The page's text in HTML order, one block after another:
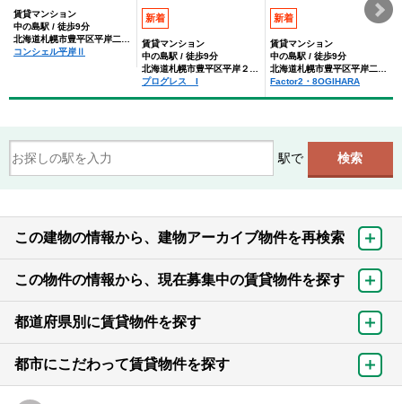
賃貸マンション
中の島駅 / 徒歩9分
北海道札幌市豊平区平岸二条８丁目
コンシェル平岸Ⅱ
新着
賃貸マンション
中の島駅 / 徒歩9分
北海道札幌市豊平区平岸２条８丁目
プログレス I
新着
賃貸マンション
中の島駅 / 徒歩9分
北海道札幌市豊平区平岸二条８丁目
Factor2・8OGIHARA
駅で
この建物の情報から、建物アーカイブ物件を再検索
この物件の情報から、現在募集中の賃貸物件を探す
都道府県別に賃貸物件を探す
都市にこだわって賃貸物件を探す